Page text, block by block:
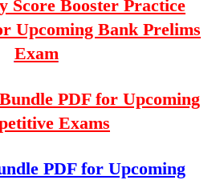
Score Booster Practice
Upcoming Bank Prelims
Exam
PDF for Upcoming
Exams
PDF for Upcoming